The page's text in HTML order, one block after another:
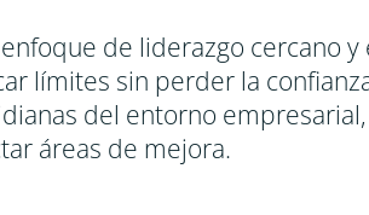
de liderazgo cercano
límites sin perder la
del entorno
áreas de mejora.